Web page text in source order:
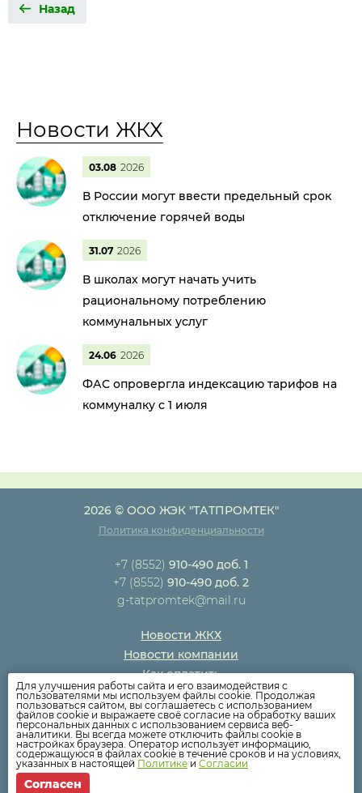
Назад
Новости ЖКХ
03.08 2026
В России могут ввести предельный срок
отключение горячей воды
31.07 2026
В школах могут начать учить
рациональному потреблению
коммунальных услуг
24.06 2026
ФАС опровергла индексацию тарифов на
коммуналку с 1 июля
2026 © ООО ЖЭК "ТАТПРОМТЕК"
Политика конфиденциальности
+7 (8552) 910-490 доб. 1
+7 (8552) 910-490 доб. 2
g-tatpromtek@mail.ru
Новости ЖКХ
Новости компании
Как оплатить
Дома
Раскрытие информации
Вопросы
Для улучшения работы сайта и его взаимодействия с
пользователями мы используем файлы cookie. Продолжая
пользоваться сайтом, вы соглашаетесь с использованием
файлов cookie и выражаете своё согласие на обработку ваших
персональных данных с использованием сервиса веб-
аналитики. Вы всегда можете отключить файлы cookie в
настройках браузера. Оператор использует информацию,
содержащуюся в файлах cookie в течение сроков и на условиях,
указанных в настоящей Политике и Согласии
Согласен